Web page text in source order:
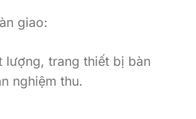
giao:
lượng, trang thiết bị bàn
nghiệm thu.